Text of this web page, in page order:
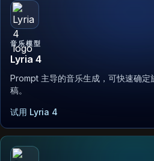
音乐模型
Lyria 4
Prompt 主导的音乐生成，可快速确定
稿。
试用 Lyria 4